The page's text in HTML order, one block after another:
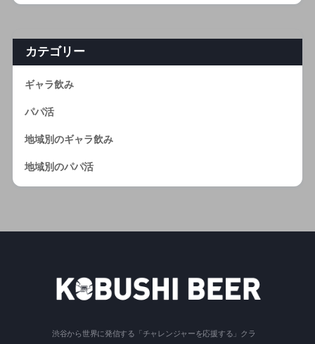
カテゴリー
ギャラ飲み
パパ活
地域別のギャラ飲み
地域別のパパ活
渋谷から世界に発信する「チャレンジャーを応援する」クラ